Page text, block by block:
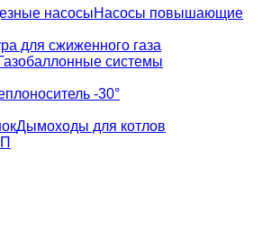
насосыНасосы повышающие
для сжиженного газа
системы
-30°
Дымоходы для котлов